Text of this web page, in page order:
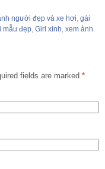
người đẹp và xe hơi, gái
mẫu đẹp, Girl xinh, xem ảnh
fields are marked *